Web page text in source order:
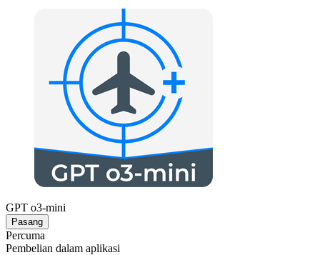
GPT o3-mini
Pasang
Percuma
Pembelian dalam aplikasi